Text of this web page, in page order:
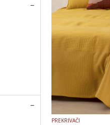
PREKRIVAČI